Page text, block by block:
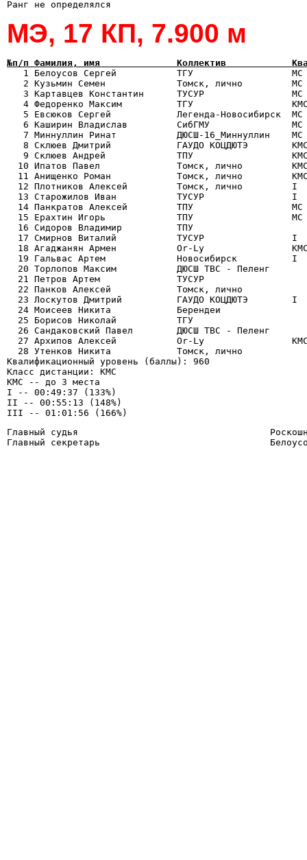
МЭ, 17 КП, 7.900 м
№п/п Фамилия, имя              Коллектив            Квал
1 Белоусов Сергей           ТГУ                  МС
2 Кузьмин Семен             Томск, лично
3 Картавцев Константин      ТУСУР
4 Федоренко Максим          ТГУ
5 Евсюков Сергей            Легенда-Новосибирск
6 Каширин Владислав         CибГМУ
7 Миннуллин Ринат           ДЮСШ-16_Миннуллин
8 Склюев Дмитрий            ГАУДО КОЦДЮТЭ
9 Склюев Андрей             ТПУ
10 Ипатов Павел              Томск, лично
11 Анищенко Роман            Томск, лично
12 Плотников Алексей         Томск, лично
13 Старожилов Иван           ТУСУР
14 Панкратов Алексей         ТПУ
15 Ерахтин Игорь             ТПУ
16 Сидоров Владимир          ТПУ
17 Смирнов Виталий           ТУСУР
18 Агаджанян Армен           Or-Ly
19 Гальвас Артем             Новосибирск
20 Торлопов Максим           ДЮСШ ТВС - Пеленг
21 Петров Артем              ТУСУР
22 Панков Алексей            Томск, лично
23 Лоскутов Дмитрий          ГАУДО КОЦДЮТЭ
24 Моисеев Никита            Берендеи
25 Борисов Николай           ТГУ
26 Сандаковский Павел        ДЮСШ ТВС -
27 Архипов Алексей           Or-Ly
28 Утенков Никита            Томск, лично
Квалификационный уровень (баллы): 960
Класс дистанции: КМС
КМС -- до 3 места
I -- 00:49:37 (133%)
II -- 00:55:13 (148%)
Главный судья
Главный секретарь